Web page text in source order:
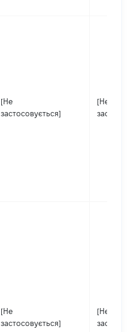
[Не
застосовується]
[Не
[Не
застосовується]
[Не